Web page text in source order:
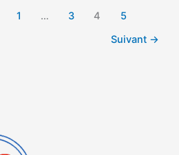
1 … 3 4
5
Suivant →